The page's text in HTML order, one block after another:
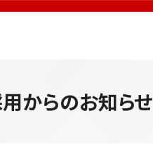
からのお知らせ